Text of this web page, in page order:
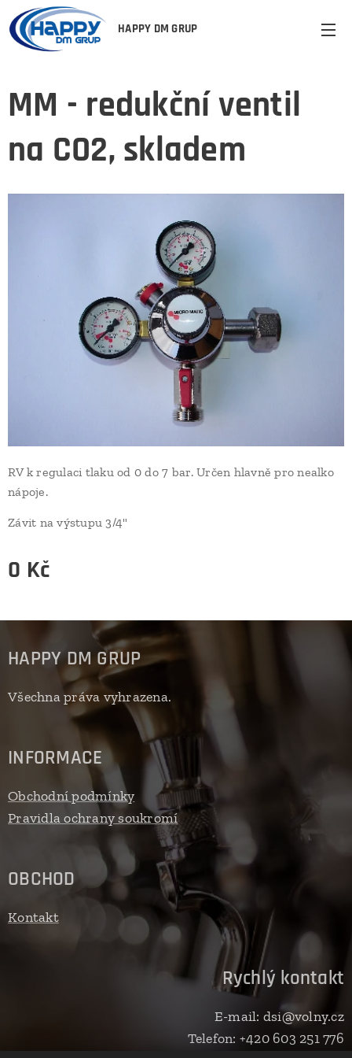
HAPPY DM GRUP
MM - redukční ventil
na CO2, skladem
RV k regulaci tlaku od 0 do 7 bar. Určen hlavně pro nealko
nápoje.
Závit na výstupu 3/4"
0 Kč
HAPPY DM GRUP
Všechna práva vyhrazena.
INFORMACE
Obchodní podmínky
Pravidla ochrany soukromí
OBCHOD
Kontakt
Rychlý kontakt
E-mail: dsi@volny.cz
Telefon: +420 603 251 776